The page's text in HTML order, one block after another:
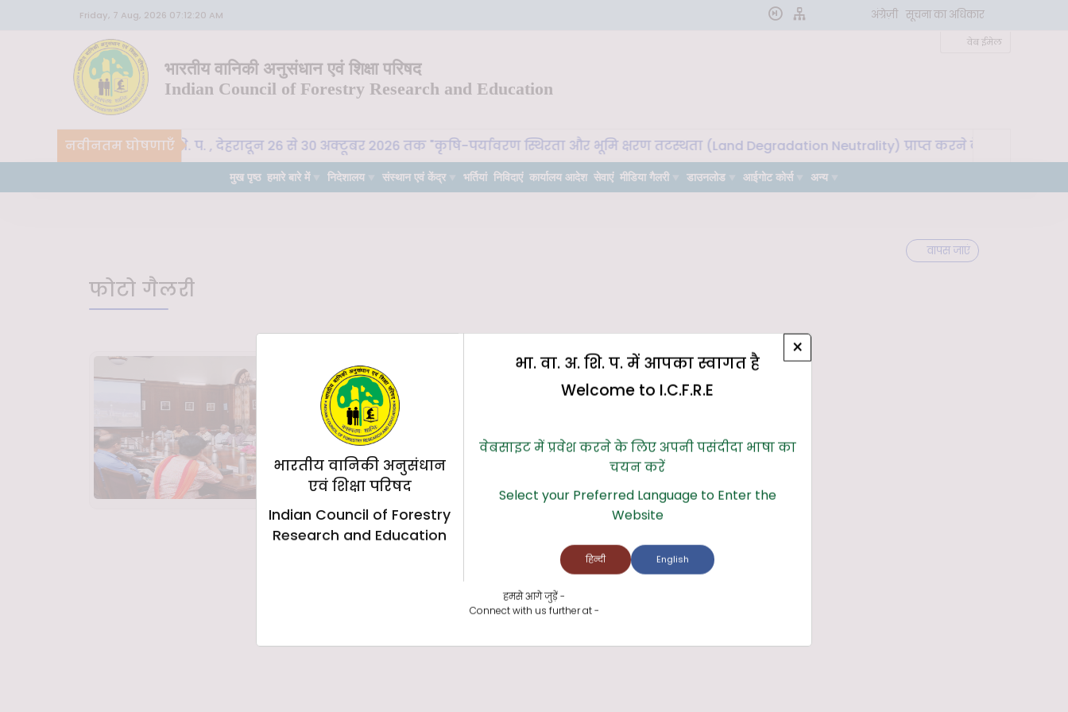
Friday, 7 Aug, 2026 07:12:20 AM अंग्रेज़ी सूचना का अधिकार
भारतीय वानिकी अनुसंधान एवं शिक्षा परिषद
Indian Council of Forestry Research and Education
वेब ईमेल
नवीनतम घोषणाएँ
CoE-SLM, भा. वा. अ. शि. प. , देहरादून 26 से 30 अक्टूबर 2026 तक "कृषि-पर्यावरण स्थिरता और भूमि क्षरण तटस्थता (Land Degradation Neutrality) प्राप्त करने के लिए मृदा
मुख पृष्ठ हमारे बारे में निदेशालय संस्थान एवं केंद्र भर्तियां निविदाएं कार्यालय आदेश सेवाएं मीडिया गैलरी डाउनलोड आईगोट कोर्स अन्य
वापस जाएं
फोटो गैलरी
×
भारतीय वानिकी अनुसंधान
एवं शिक्षा परिषद
Indian Council of Forestry
Research and Education
भा. वा. अ. शि. प. में आपका स्वागत है
Welcome to I.C.F.R.E
वेबसाइट में प्रवेश करने के लिए अपनी पसंदीदा भाषा का
चयन करें
Select your Preferred Language to Enter the
Website
हिन्दी English
हमसे आगे जुड़ें -
Connect with us further at -